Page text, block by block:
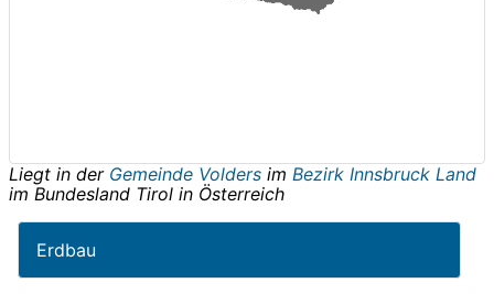
Liegt in der Gemeinde Volders im Bezirk Innsbruck Land
im Bundesland Tirol in Österreich
Erdbau